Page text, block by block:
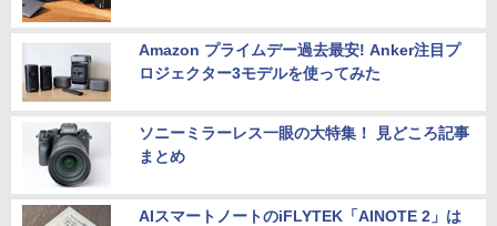
Amazon プライムデー過去最安! Anker注目プ
ロジェクター3モデルを使ってみた
ソニーミラーレス一眼の大特集！ 見どころ記事
まとめ
AIスマートノートのiFLYTEK「AINOTE 2」は